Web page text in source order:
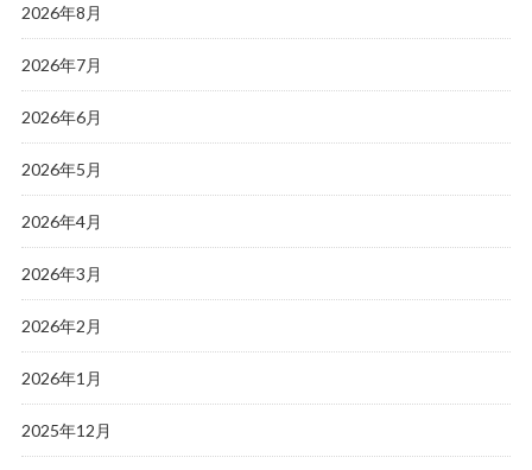
2026年8月
2026年7月
2026年6月
2026年5月
2026年4月
2026年3月
2026年2月
2026年1月
2025年12月